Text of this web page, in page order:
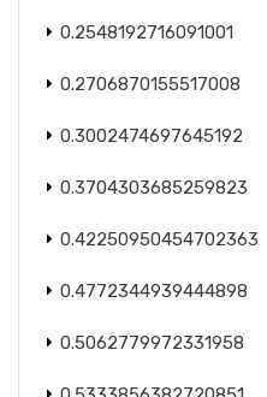
0.2548192716091001
0.2706870155517008
0.3002474697645192
0.3704303685259823
0.42250950454702363
0.4772344939444898
0.5062779972331958